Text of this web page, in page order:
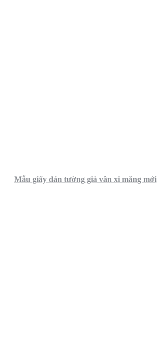
Mẫu giấy dán tường giả vân xi măng mới